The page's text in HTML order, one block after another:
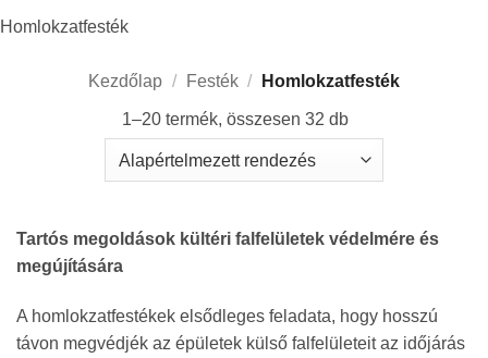
Homlokzatfesték
Kezdőlap / Festék / Homlokzatfesték
1–20 termék, összesen 32 db
Tartós megoldások kültéri falfelületek védelmére és
megújítására
A homlokzatfestékek elsődleges feladata, hogy hosszú
távon megvédjék az épületek külső falfelületeit az időjárás